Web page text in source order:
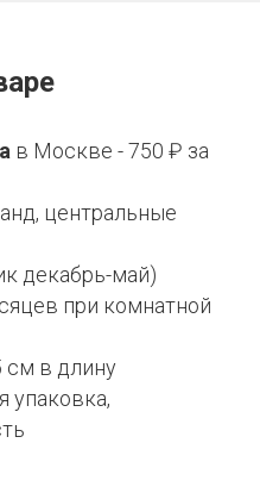
в Москве - 750 ₽ за
центральные
декабрь-май)
при комнатной
см в длину
упаковка,